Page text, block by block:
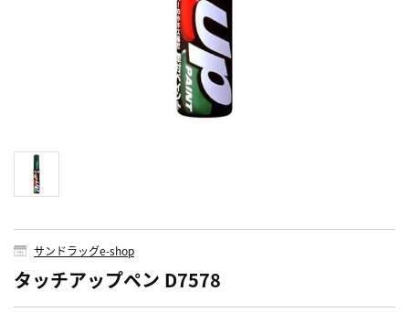
サンドラッグe-shop
タッチアップペン D7578